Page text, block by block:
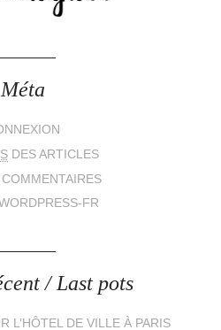
Méta
DES ARTICLES
FR
/ Last pots
L’HÔTEL DE VILLE À PARIS